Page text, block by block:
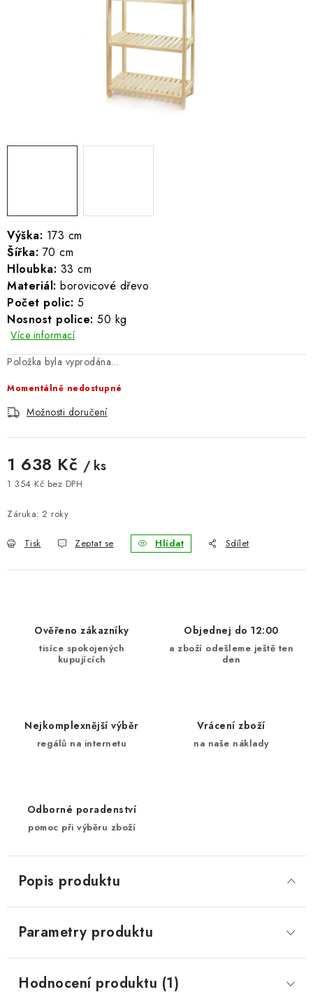
PARKOVACÍ BLOKÁDY
HODNOCENÍ OBCHODU
B2B - VELKOOBCHOD
NAPIŠTE NÁM
KONTAKTY
BLOG
Kontakty Hodnocení obchodu
Odstoupení od kupní smlouvy
Obchodní a dodací podmínky
Výška: 173 cm
Šířka: 70 cm
Hloubka: 33 cm
Materiál: borovicové dřevo
Počet polic: 5
Nosnost police: 50 kg
Více informací
Položka byla vyprodána…
Momentálně nedostupné
Možnosti doručení
1 638 Kč / ks
1 354 Kč bez DPH
Záruka: 2 roky
Tisk Zeptat se Hlídat Sdílet
Ověřeno zákazníky
tisíce spokojených
kupujících
Objednej do 12:00
a zboží odešleme ještě ten
den
Nejkomplexnější výběr
regálů na internetu
Vrácení zboží
na naše náklady
Odborné poradenství
pomoc při výběru zboží
Popis produktu
Parametry produktu
Hodnocení produktu (1)